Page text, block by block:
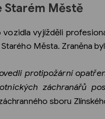
Starém Městě
vyjížděli
Města. Zraněna
protipožární
záchranářů
sboru